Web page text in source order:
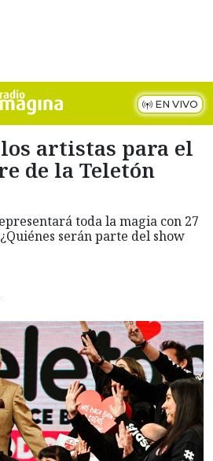
EN VIVO
artistas para el
de la Teletón
toda la magia con 27
serán parte del show